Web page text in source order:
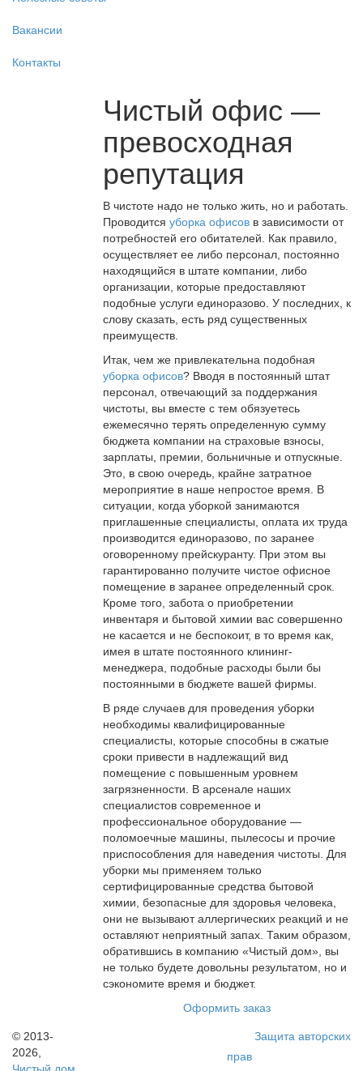
Вакансии
Контакты
Чистый офис —
превосходная
репутация
В чистоте надо не только жить, но и работать.
Проводится уборка офисов в зависимости от
потребностей его обитателей. Как правило,
осуществляет ее либо персонал, постоянно
находящийся в штате компании, либо
организации, которые предоставляют
подобные услуги единоразово. У последних, к
слову сказать, есть ряд существенных
преимуществ.
Итак, чем же привлекательна подобная
уборка офисов? Вводя в постоянный штат
персонал, отвечающий за поддержания
чистоты, вы вместе с тем обязуетесь
ежемесячно терять определенную сумму
бюджета компании на страховые взносы,
зарплаты, премии, больничные и отпускные.
Это, в свою очередь, крайне затратное
мероприятие в наше непростое время. В
ситуации, когда уборкой занимаются
приглашенные специалисты, оплата их труда
производится единоразово, по заранее
оговоренному прейскуранту. При этом вы
гарантированно получите чистое офисное
помещение в заранее определенный срок.
Кроме того, забота о приобретении
инвентаря и бытовой химии вас совершенно
не касается и не беспокоит, в то время как,
имея в штате постоянного клининг-
менеджера, подобные расходы были бы
постоянными в бюджете вашей фирмы.
В ряде случаев для проведения уборки
необходимы квалифицированные
специалисты, которые способны в сжатые
сроки привести в надлежащий вид
помещение с повышенным уровнем
загрязненности. В арсенале наших
специалистов современное и
профессиональное оборудование —
поломоечные машины, пылесосы и прочие
приспособления для наведения чистоты. Для
уборки мы применяем только
сертифицированные средства бытовой
химии, безопасные для здоровья человека,
они не вызывают аллергических реакций и не
оставляют неприятный запах. Таким образом,
обратившись в компанию «Чистый дом», вы
не только будете довольны результатом, но и
сэкономите время и бюджет.
Оформить заказ
© 2013-
2026,
Защита авторских
прав